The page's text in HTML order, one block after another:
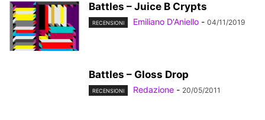
Battles – Juice B Crypts
RECENSIONI Emiliano D'Aniello - 04/11/2019
Battles – Gloss Drop
RECENSIONI Redazione - 20/05/2011